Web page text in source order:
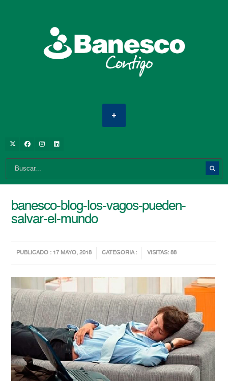
banesco-blog-los-vagos-pueden-
salvar-el-mundo
PUBLICADO : 17 MAYO, 2018 CATEGORIA : VISITAS: 88